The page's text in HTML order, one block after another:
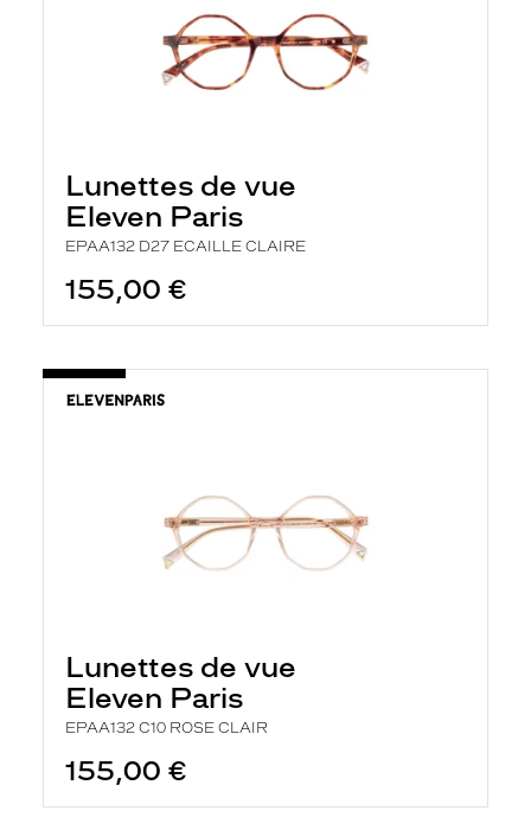
Lunettes de vue
Eleven Paris
EPAA132 D27 ECAILLE CLAIRE
155,00 €
Lunettes de vue
Eleven Paris
EPAA132 C10 ROSE CLAIR
155,00 €